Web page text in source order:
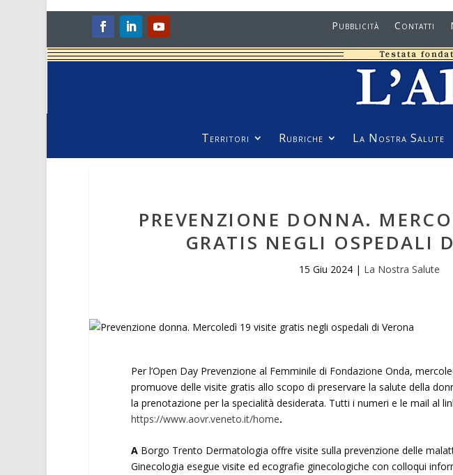
Pubblicità Contatti
Territori Rubriche La Nostra Salute
PREVENZIONE DONNA.
GRATIS NEGLI OSPEDALI
15 Giu 2024| La Nostra Salute
Per l’Open Day Prevenzione al Femminile di Fondazione Onda,
promuove delle visite gratis allo scopo di preservare la salute della
la prenotazione per la specialità desiderata. Tutti i numeri e le mail al
https://www.aovr.veneto.it/home.
ABorgo Trento Dermatologia offre visite sulla prevenzione delle
Ginecologia esegue visite ed ecografie ginecologiche con colloqui